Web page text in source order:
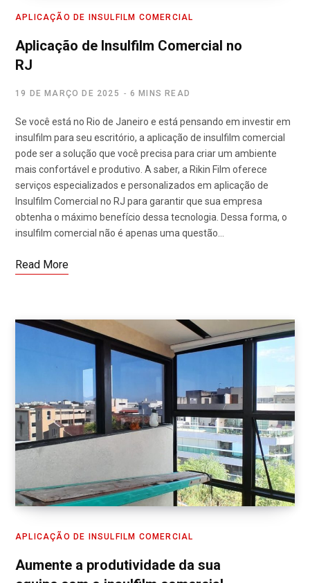
APLICAÇÃO DE INSULFILM COMERCIAL
Aplicação de Insulfilm Comercial no
RJ
19 DE MARÇO DE 2025 6 MINS READ
Se você está no Rio de Janeiro e está pensando em investir em
insulfilm para seu escritório, a aplicação de insulfilm comercial
pode ser a solução que você precisa para criar um ambiente
mais confortável e produtivo. A saber, a Rikin Film oferece
serviços especializados e personalizados em aplicação de
Insulfilm Comercial no RJ para garantir que sua empresa
obtenha o máximo benefício dessa tecnologia. Dessa forma, o
insulfilm comercial não é apenas uma questão…
Read More
APLICAÇÃO DE INSULFILM COMERCIAL
Aumente a produtividade da sua